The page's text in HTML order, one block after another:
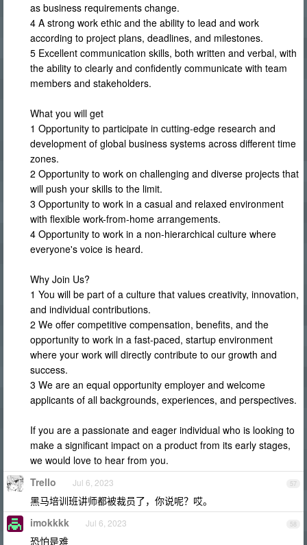
as business requirements change.
4 A strong work ethic and the ability to lead and work
according to project plans, deadlines, and milestones.
5 Excellent communication skills, both written and verbal, with
the ability to clearly and confidently communicate with team
members and stakeholders.
What you will get
1 Opportunity to participate in cutting-edge research and
development of global business systems across different time
zones.
2 Opportunity to work on challenging and diverse projects that
will push your skills to the limit.
3 Opportunity to work in a casual and relaxed environment
with flexible work-from-home arrangements.
4 Opportunity to work in a non-hierarchical culture where
everyone's voice is heard.
Why Join Us?
1 You will be part of a culture that values creativity, innovation,
and individual contributions.
2 We offer competitive compensation, benefits, and the
opportunity to work in a fast-paced, startup environment
where your work will directly contribute to our growth and
success.
3 We are an equal opportunity employer and welcome
applicants of all backgrounds, experiences, and perspectives.
If you are a passionate and eager individual who is looking to
make a significant impact on a product from its early stages,
we would love to hear from you.
57
Trello Jul 6, 2023
黑马培训班讲师都被裁员了，你说呢？哎。
58
imokkkk Jul 6, 2023
恐怕是难